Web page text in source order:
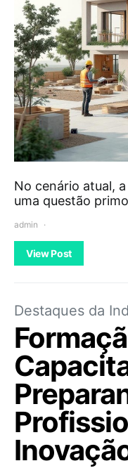
No cenário atual,
uma questão
admin
View Post
Destaques da